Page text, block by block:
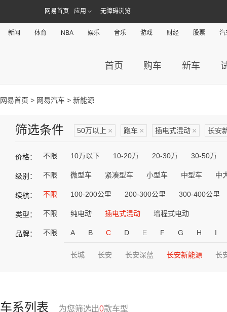
网易首页 应用 无障碍浏览
新闻 体育 NBA 娱乐 音乐 游戏 财经 股票 汽
首页 购车 新车
网易首页 > 网易汽车 > 新能源
筛选条件 50万以上 × 跑车 × 插电式混动 × 长安
价格： 不限 10万以下 10-20万 20-30万 30-50万
级别： 不限 微型车 紧凑型车 小型车 中型车 中
续航： 不限 100-200公里 200-300公里 300-400公里
类型： 不限 纯电动 插电式混动 增程式电动
品牌： 不限 A B C D E F G H I
长城 长安 长安深蓝 长安新能源 长
车系列表 为您筛选出0款车型